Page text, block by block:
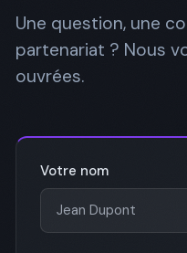
Une question, une
partenariat ? Nous
ouvrées.
Votre nom